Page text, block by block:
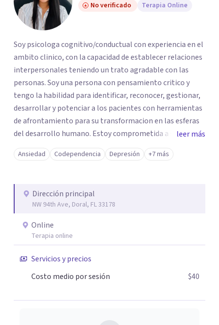
No verificado Terapia Online
Soy psicologa cognitivo/conductual con experiencia en el
ambito clinico, con la capacidad de establecer relaciones
interpersonales teniendo un trato agradable con las
personas. Soy una persona con pensamiento critico y
tengo la habilidad para identificar, reconocer, gestionar,
desarrollar y potenciar a los pacientes con herramientas
de afrontamiento para su transformacion en las esferas
del desarrollo humano. Estoy comprometida a servir de
apoyo continuo a traves del diagnostico y tratamiento
adecuado para cada individuo. Tengo capacidad de
proactiva, asertiva y orientada a los resultados.
leer más
Ansiedad Codependencia Depresión +7 más
Dirección principal
NW 94th Ave, Doral, FL 33178
Online
Terapia online
Servicios y precios
Costo medio por sesión
$40